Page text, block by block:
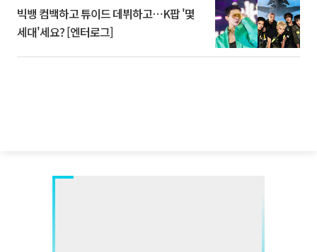
빅뱅 컴백하고 튜이드 데뷔하고⋯K팝 '몇
세대'세요? [엔터로그]